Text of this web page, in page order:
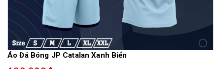
Áo Đá Bóng JP Catalan Xanh Biển